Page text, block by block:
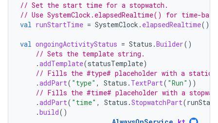
// Set the start time for a stopwatch.
// Use SystemClock.elapsedRealtime() for time-
val runStartTime = SystemClock . elapsedRealtime()
val ongoingActivityStatus = Status .Builder()
// Sets the template string.
.addTemplate(statusTemplate)
// Fills the #type# placeholder with a static
.addPart( "type" , Status . TextPart( "Run" ))
// Fills the #time# placeholder with a
.addPart( "time" , Status .StopwatchPart(
.build()